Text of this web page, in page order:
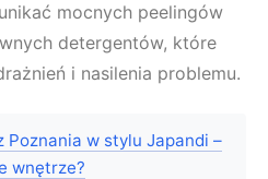
mocnych peelingów
detergentów, które
i nasilenia problemu.
Poznania w stylu Japandi –
wnętrze?